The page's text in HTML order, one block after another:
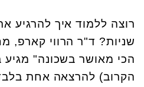
שניות? ד"ר הרווי קארפ,
הקרוב) להרצאה אחת